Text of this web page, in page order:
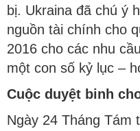
bị. Ukraina đã chú ý
nguồn tài chính cho
2016 cho các nhu
một con số kỷ lục –
Cuộc duyệt binh
Ngày 24 Tháng Tám